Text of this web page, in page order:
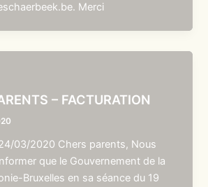
Merci
– FACTURATION
03/2020 Chers parents, Nous
que le Gouvernement de la
Bruxelles en sa séance du 19